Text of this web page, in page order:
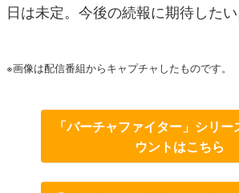
日は未定。今後の続報に期待したい
※画像は配信番組からキャプチャしたものです。
「バーチャファイター」シリ
ウントはこちら